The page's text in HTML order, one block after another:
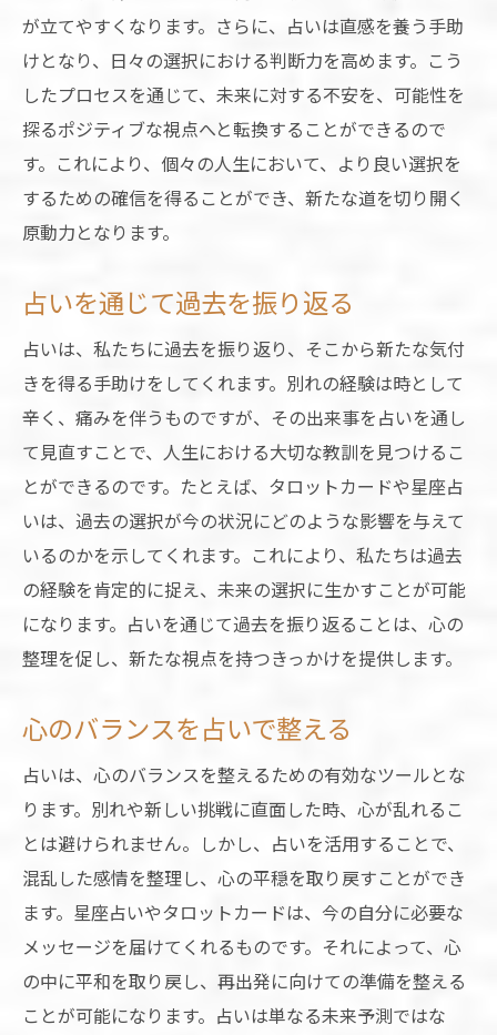
が立てやすくなります。さらに、占いは直感を養う手助
けとなり、日々の選択における判断力を高めます。こう
したプロセスを通じて、未来に対する不安を、可能性を
探るポジティブな視点へと転換することができるので
す。これにより、個々の人生において、より良い選択を
するための確信を得ることができ、新たな道を切り開く
原動力となります。
占いを通じて過去を振り返る
占いは、私たちに過去を振り返り、そこから新たな気付
きを得る手助けをしてくれます。別れの経験は時として
辛く、痛みを伴うものですが、その出来事を占いを通し
て見直すことで、人生における大切な教訓を見つけるこ
とができるのです。たとえば、タロットカードや星座占
いは、過去の選択が今の状況にどのような影響を与えて
いるのかを示してくれます。これにより、私たちは過去
の経験を肯定的に捉え、未来の選択に生かすことが可能
になります。占いを通じて過去を振り返ることは、心の
整理を促し、新たな視点を持つきっかけを提供します。
心のバランスを占いで整える
占いは、心のバランスを整えるための有効なツールとな
ります。別れや新しい挑戦に直面した時、心が乱れるこ
とは避けられません。しかし、占いを活用することで、
混乱した感情を整理し、心の平穏を取り戻すことができ
ます。星座占いやタロットカードは、今の自分に必要な
メッセージを届けてくれるものです。それによって、心
の中に平和を取り戻し、再出発に向けての準備を整える
ことが可能になります。占いは単なる未来予測ではな